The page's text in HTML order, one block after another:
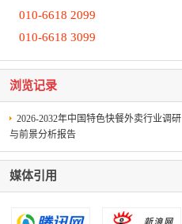
010-6618 2099
010-6618 3099
浏览记录
2026-2032年中国特色快餐外卖行业调研
与前景分析报告
媒体引用